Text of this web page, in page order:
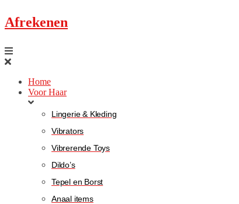
Afrekenen
Home
Voor Haar
Lingerie & Kleding
Vibrators
Vibrerende Toys
Dildo’s
Tepel en Borst
Anaal items